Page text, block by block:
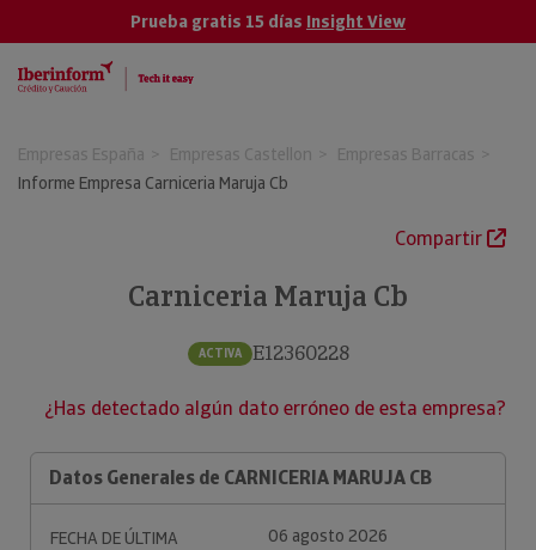
Prueba gratis 15 días Insight View
Empresas España Empresas Castellon
Empresas Barracas
Informe Empresa Carniceria Maruja Cb
Compartir
Carniceria Maruja Cb
ACTIVA E12360228
¿Has detectado algún dato erróneo de esta empresa?
Datos Generales de CARNICERIA MARUJA CB
FECHA DE ÚLTIMA
06 agosto 2026